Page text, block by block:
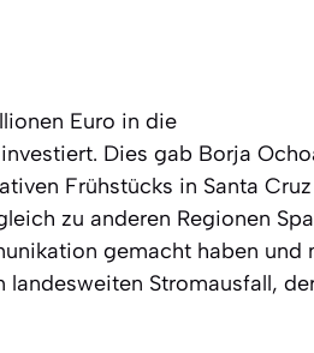
Euro in die
Dies gab Borja
Frühstücks in Santa
zu anderen Regionen
gemacht haben und
landesweiten Stromausfall,